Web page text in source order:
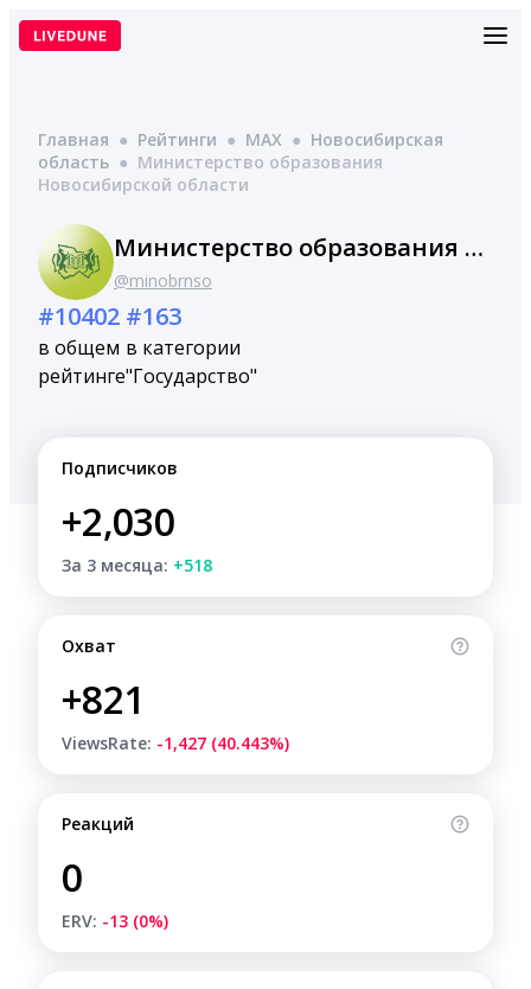
Перейти
Главная ● Рейтинги ● MAX ● Новосибирская
область ● Министерство образования
Новосибирской области
Министерство образования Новосибирской области
@minobrnso
#10402
в общем
рейтинге
#163
в категории
"Государство"
Подписчиков
+2,030
За 3 месяца: +518
Охват
+821
ViewsRate: -1,427 (40.443%)
Реакций
0
ERV: -13 (0%)